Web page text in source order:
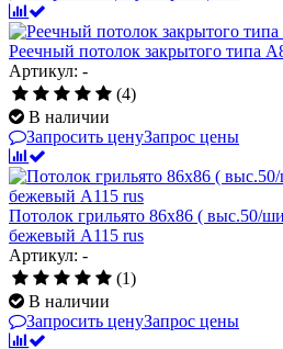
Реечный потолок закрытого типа
Артикул: -
(4)
В наличии
Запросить ценуЗапрос цены
Потолок грильято 86х86 ( выс.50/
бежевый А115 rus
Артикул: -
(1)
В наличии
Запросить ценуЗапрос цены